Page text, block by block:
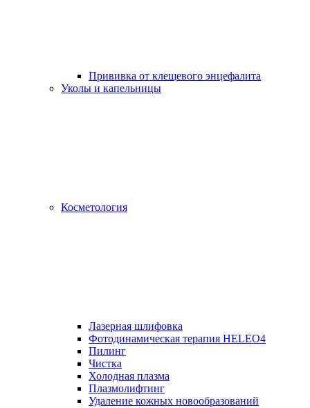
Прививка от клещевого энцефалита
Уколы и капельницы
Косметология
Лазерная шлифовка
Фотодинамическая терапия HELEO4
Пилинг
Чистка
Холодная плазма
Плазмолифтинг
Удаление кожных новообразований